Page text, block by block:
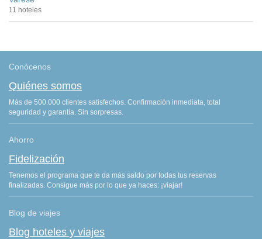
11 hoteles
Conócenos
Quiénes somos
Más de 500.000 clientes satisfechos. Confirmación inmediata, total
seguridad y garantía. Sin sorpresas.
Ahorro
Fidelización
Tenemos el programa que te da más saldo por todas tus reservas
finalizadas. Consigue más por lo que ya haces: ¡viajar!
Blog de viajes
Blog hoteles y viajes